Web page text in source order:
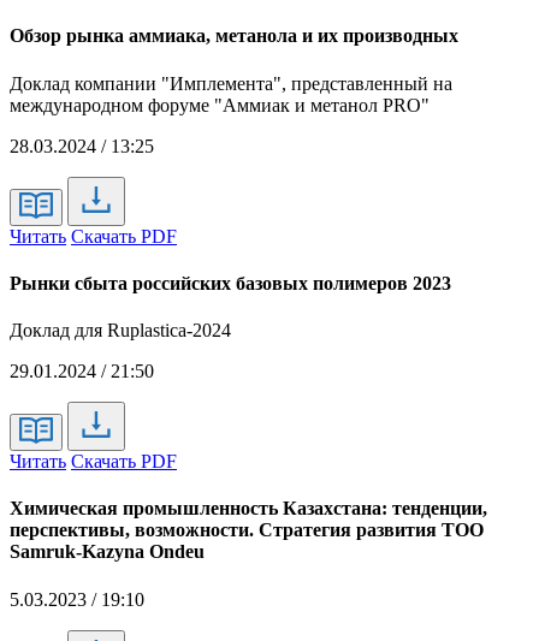
Обзор рынка аммиака, метанола и их производных
Доклад компании "Имплемента", представленный на
международном форуме "Аммиак и метанол PRO"
28.03.2024 / 13:25
Читать Скачать PDF
Рынки сбыта российских базовых полимеров 2023
Доклад для Ruplastica-2024
29.01.2024 / 21:50
Читать Скачать PDF
Химическая промышленность Казахстана: тенденции,
перспективы, возможности. Стратегия развития ТОО
Samruk-Kazyna Ondeu
5.03.2023 / 19:10